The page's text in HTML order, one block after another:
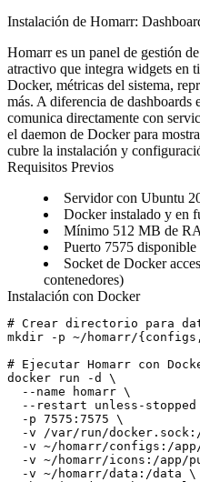
Instalación de Homarr:
Homarr es un panel de gestión
atractivo que integra widgets en
Docker, métricas del sistema,
más. A diferencia de dashboards
comunica directamente con
el daemon de Docker para
cubre la instalación y
Requisitos Previos
Servidor con Ubuntu
Docker instalado y en
Mínimo 512 MB de
Puerto 7575 disponible
Socket de Docker
contenedores)
Instalación con Docker
# Crear directorio para
mkdir -p ~/homarr/
# Ejecutar Homarr con
docker run -d \
  --name homarr \
--restart unless-stopped
  -p 7575:7575 \
-v /var/run/
-v ~/homarr/configs:/
-v ~/homarr/icons:/app/
  -v ~/homarr/data:/data \